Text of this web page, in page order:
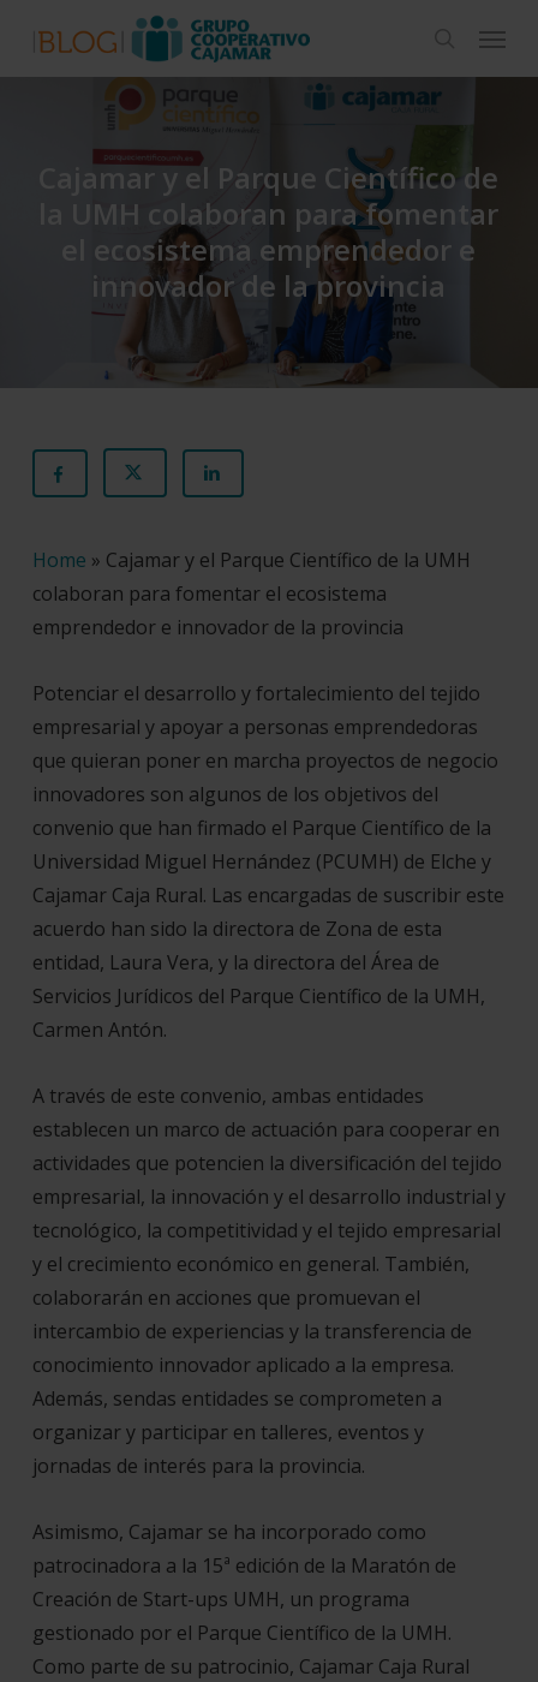
main
search
Menu
Cajamar y el Parque Científico de
la UMH colaboran para fomentar
el ecosistema emprendedor e
innovador de la provincia
Home » Cajamar y el Parque Científico de la UMH
colaboran para fomentar el ecosistema
emprendedor e innovador de la provincia
Potenciar el desarrollo y fortalecimiento del tejido
empresarial y apoyar a personas emprendedoras
que quieran poner en marcha proyectos de negocio
innovadores son algunos de los objetivos del
convenio que han firmado el Parque Científico de la
Universidad Miguel Hernández (PCUMH) de Elche y
Cajamar Caja Rural. Las encargadas de suscribir este
acuerdo han sido la directora de Zona de esta
entidad, Laura Vera, y la directora del Área de
Servicios Jurídicos del Parque Científico de la UMH,
Carmen Antón.
A través de este convenio, ambas entidades
establecen un marco de actuación para cooperar en
actividades que potencien la diversificación del tejido
empresarial, la innovación y el desarrollo industrial y
tecnológico, la competitividad y el tejido empresarial
y el crecimiento económico en general. También,
colaborarán en acciones que promuevan el
intercambio de experiencias y la transferencia de
conocimiento innovador aplicado a la empresa.
Además, sendas entidades se comprometen a
organizar y participar en talleres, eventos y
jornadas de interés para la provincia.
Asimismo, Cajamar se ha incorporado como
patrocinadora a la 15ª edición de la Maratón de
Creación de Start-ups UMH, un programa
gestionado por el Parque Científico de la UMH.
Como parte de su patrocinio, Cajamar Caja Rural